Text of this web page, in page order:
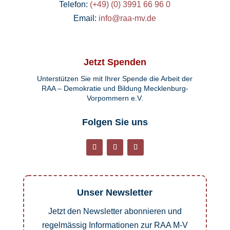
Telefon: (+49) (0) 3991 66 96 0
Email: info@raa-mv.de
Jetzt Spenden
Unterstützen Sie mit Ihrer Spende die Arbeit der
RAA – Demokratie und Bildung Mecklenburg-
Vorpommern e.V.
Folgen Sie uns
Unser Newsletter
Jetzt den Newsletter abonnieren und
regelmässig Informationen zur RAA M-V